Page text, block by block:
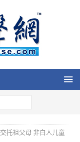
托祖父母 非白人儿童